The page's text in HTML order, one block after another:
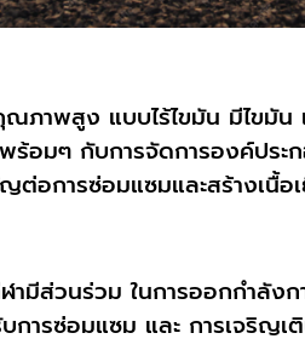
าพสูง แบบไร้ไขมัน มีไขมัน
ร้อมๆ กับการจัดการองค์ปร
อการซ่อมแซมและสร้างเนื้อ
มีส่วนร่วม ในการออกกำลัง
ารซ่อมแซม และ การเจริญ